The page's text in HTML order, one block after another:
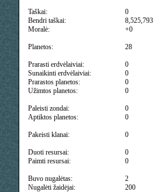
Taškai:
Bendri taškai:
Moralė:
Planetos:
Prarasti erdvėlaiviai:
Sunaikinti erdvėlaiviai:
Prarastos planetos:
Užimtos planetos:
Paleisti zondai:
Aptiktos planetos:
Pakeisti klanai:
Duoti resursai:
Paimti resursai:
Buvo nugalėtas:
Nugalėti žaidėjai:
0
8,525,793
+0
28
0
0
0
0
0
0
0
0
0
2
200